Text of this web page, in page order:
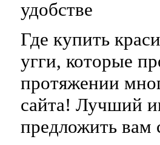
удобстве
Где купить
угги, которые
протяжении
сайта! Лучший
предложить вам